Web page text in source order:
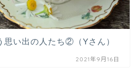
思い出の人たち②（Yさん）
2021年9月16日